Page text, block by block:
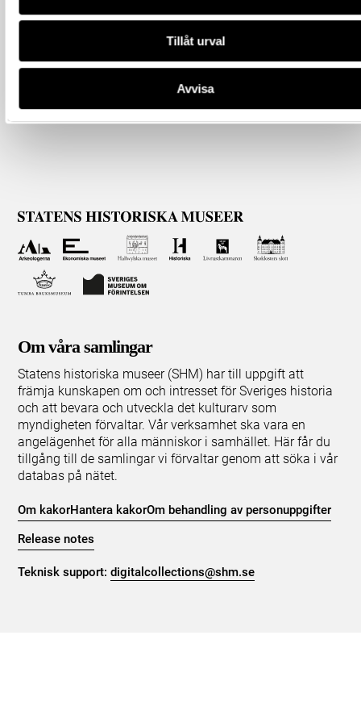
Tillåt urval
Avvisa
Om våra samlingar
Statens historiska museer (SHM) har till uppgift att
främja kunskapen om och intresset för Sveriges historia
och att bevara och utveckla det kulturarv som
myndigheten förvaltar. Vår verksamhet ska vara en
angelägenhet för alla människor i samhället. Här får du
tillgång till de samlingar vi förvaltar genom att söka i vår
databas på nätet.
Om kakorHantera kakorOm behandling av personuppgifter
Release notes
Teknisk support:digitalcollections@shm.se